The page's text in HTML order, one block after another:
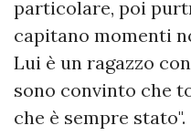
particolare, poi
capitano momenti
Lui è un ragazzo
sono convinto che
che è sempre stato".